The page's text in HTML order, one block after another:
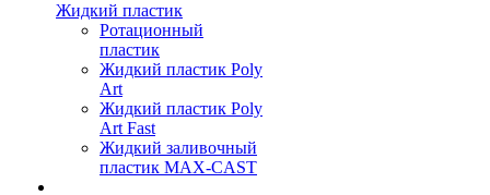
Жидкий пластик
Ротационный
пластик
Жидкий пластик Poly
Art
Жидкий пластик Poly
Art Fast
Жидкий заливочный
пластик MAX-CAST